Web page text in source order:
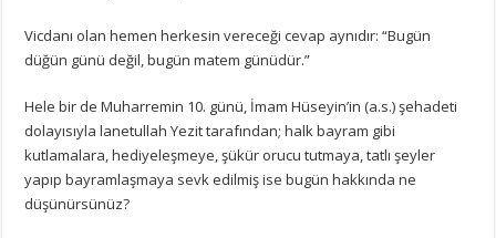
Vicdanı olan hemen herkesin vereceği cevap aynıdır: “Bugün
düğün günü değil, bugün matem günüdür.”
Hele bir de Muharremin 10. günü, İmam Hüseyin’in (a.s.) şehadeti
dolayısıyla lanetullah Yezit tarafından; halk bayram gibi
kutlamalara, hediyeleşmeye, şükür orucu tutmaya, tatlı şeyler
yapıp bayramlaşmaya sevk edilmiş ise bugün hakkında ne
düşünürsünüz?